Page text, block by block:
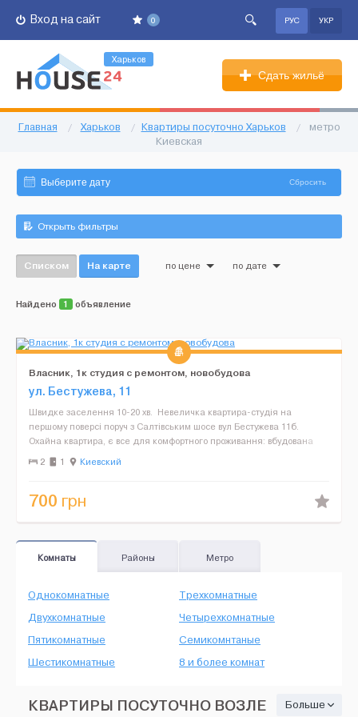
0
Вход на сайт РУС УКР
Харьков
Сдать жильё
Главная / Харьков / Квартиры посуточно Харьков /
метро
Киевская
Сбросить
Открыть фильтры
Списком На карте по цене по дате
Найдено 1 объявление
Власник, 1к студия с ремонтом, новобудова
ул. Бестужева, 11
Швидке заселення 10-20 хв. Невеличка квартира-студія на
першому поверсі поруч з Салтівським шосе вул Бестужева 11б.
Охайна квартира, є все для комфортного проживання: вбудована
кухня, меблі, холодильник, телевізор, Wifi, пра...
2 1 Киевский
700 грн
Комнаты Районы Метро
Однокомнатные
Двухкомнатные
Трехкомнатные
Четырехкомнатные
Пятикомнатные
Шестикомнатные
Семикомнтаные
8 и более комнат
КВАРТИРЫ ПОСУТОЧНО ВОЗЛЕ
Больше